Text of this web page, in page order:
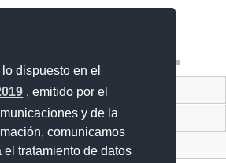
dispuesto en el
, emitido por el
y de la
comunicamos
tratamiento de datos
Ciudadano Digital
Trámites Ciudadano
de Información (SNI)